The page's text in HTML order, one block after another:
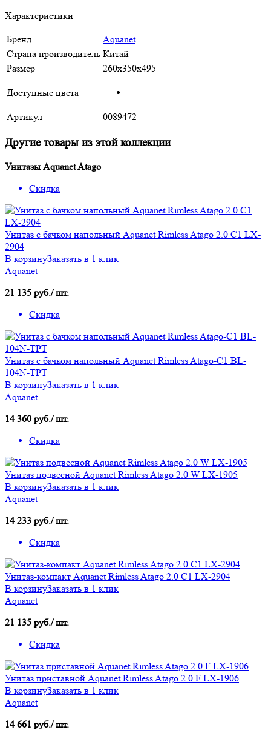
Характеристики
Бренд
Aquanet
Страна производитель Китай
Размер
260х350х495
Доступные цвета
Артикул 0089472
Другие товары из этой коллекции
Унитазы Aquanet Atago
Скидка
Унитаз с бачком напольный Aquanet Rimless Atago 2.0 C1 LX-
2904
В корзинуЗаказать в 1 клик
Aquanet
21 135 руб./ шт.
Скидка
Унитаз с бачком напольный Aquanet Rimless Atago-C1 BL-
104N-TPT
В корзинуЗаказать в 1 клик
Aquanet
14 360 руб./ шт.
Скидка
Унитаз подвесной Aquanet Rimless Atago 2.0 W LX-1905
В корзинуЗаказать в 1 клик
Aquanet
14 233 руб./ шт.
Скидка
Унитаз-компакт Aquanet Rimless Atago 2.0 C1 LX-2904
В корзинуЗаказать в 1 клик
Aquanet
21 135 руб./ шт.
Скидка
Унитаз приставной Aquanet Rimless Atago 2.0 F LX-1906
В корзинуЗаказать в 1 клик
Aquanet
14 661 руб./ шт.